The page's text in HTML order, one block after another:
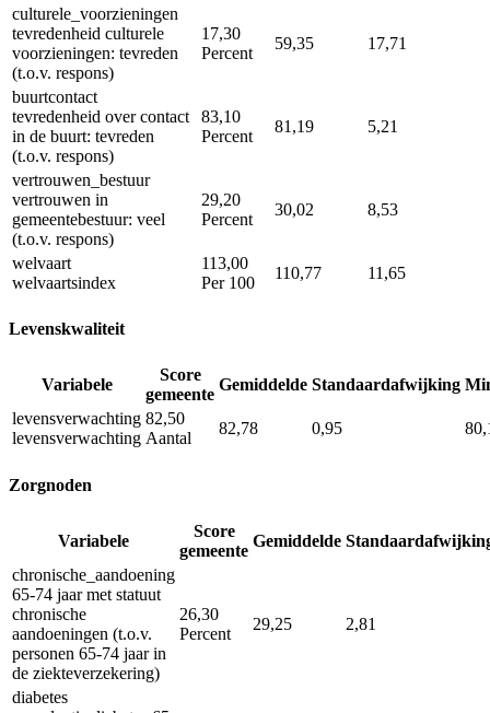
culturele_voorzieningen
tevredenheid culturele
voorzieningen: tevreden
(t.o.v. respons)
17,30
Percent
59,35 17,71
buurtcontact
tevredenheid over contact
in de buurt: tevreden
(t.o.v. respons)
83,10
Percent
81,19 5,21
vertrouwen_bestuur
vertrouwen in
gemeentebestuur: veel
(t.o.v. respons)
29,20
Percent
30,02 8,53
welvaart
welvaartsindex
113,00
Per 100
110,77 11,65
Levenskwaliteit
Variabele
Score
gemeente
Gemiddelde Standaardafwijking
levensverwachting
levensverwachting
82,50
Aantal
82,78 0,95
Zorgnoden
Variabele
Score
gemeente
Gemiddelde
chronische_aandoening
65-74 jaar met statuut
chronische
aandoeningen (t.o.v.
personen 65-74 jaar in
de ziekteverzekering)
26,30
Percent
29,25 2,81
diabetes